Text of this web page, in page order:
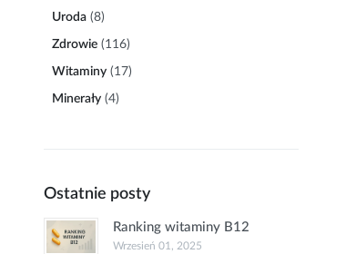
Uroda (8)
Zdrowie (116)
Witaminy (17)
Minerały (4)
Ostatnie posty
Ranking witaminy B12
Wrzesień 01, 2025